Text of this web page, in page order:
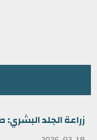
زراعة الجلد